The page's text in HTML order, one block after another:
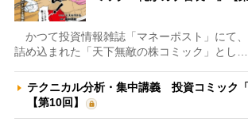
かつて投資情報雑誌「マネーポスト」にて
詰め込まれた「天下無敵の株コミック」とし…
テクニカル分析・集中講義 投資コミック「
【第10回】